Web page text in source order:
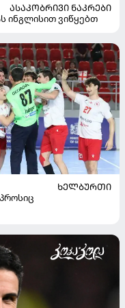
ᲐᲡᲐᲙᲝᲑᲠᲘᲕᲘ ᲜᲐᲙᲠᲔᲑᲘ
ინგლისით ვიწყებთ
ᲮᲔᲚᲑᲣᲠᲗᲘ